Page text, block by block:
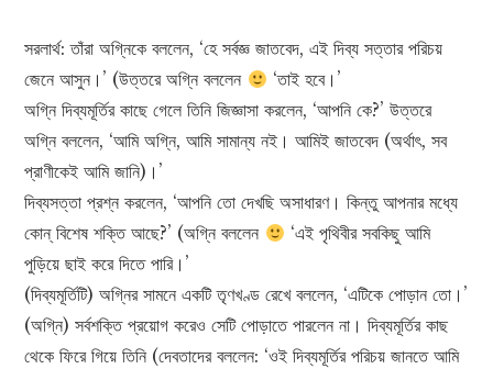
সরলার্থ: তাঁরা অগ্নিকে বললেন, ‘হে সর্বজ্ঞ জাতবেদ, এই দিব্য সত্তার পরিচয়
জেনে আসুন।’ (উত্তরে অগ্নি বললেন
‘তাই হবে।’
অগ্নি দিব্যমূর্তির কাছে গেলে তিনি জিজ্ঞাসা করলেন, ‘আপনি কে?’ উত্তরে
অগ্নি বললেন, ‘আমি অগ্নি, আমি সামান্য নই। আমিই জাতবেদ (অর্থাৎ, সব
প্রাণীকেই আমি জানি)।’
দিব্যসত্তা প্রশ্ন করলেন, ‘আপনি তো দেখছি অসাধারণ। কিন্তু আপনার মধ্যে
কোন্ বিশেষ শক্তি আছে?’ (অগ্নি বললেন
‘এই পৃথিবীর সবকিছু আমি
পুড়িয়ে ছাই করে দিতে পারি।’
(দিব্যমূর্তিটি) অগ্নির সামনে একটি তৃণখণ্ড রেখে বললেন, ‘এটিকে পোড়ান তো।’
(অগ্নি) সর্বশক্তি প্রয়োগ করেও সেটি পোড়াতে পারলেন না। দিব্যমূর্তির কাছ
থেকে ফিরে গিয়ে তিনি (দেবতাদের বললেন: ‘ওই দিব্যমূর্তির পরিচয় জানতে আমি